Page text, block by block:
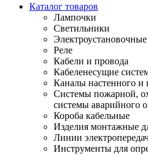
Каталог товаров
Лампочки
Светильники
Реле
Кабели и провода
Кабеленесущие
Каналы настенного и
Системы пожарной,
системы аварийного
Короба кабельные
Изделия монтажные
Линии
Инструменты для